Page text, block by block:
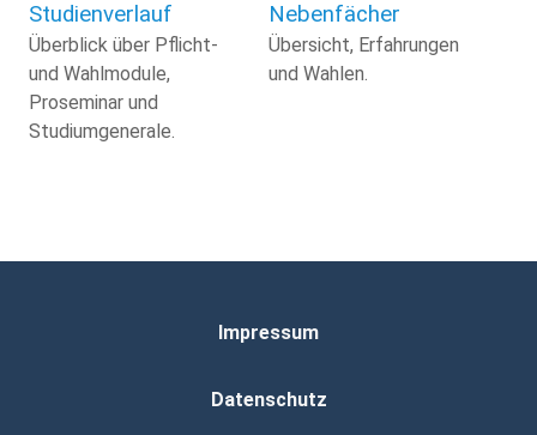
Studienverlauf
Überblick über Pflicht-
und Wahlmodule,
Proseminar und
Studiumgenerale.
Nebenfächer
Übersicht, Erfahrungen
und Wahlen.
Impressum
Datenschutz